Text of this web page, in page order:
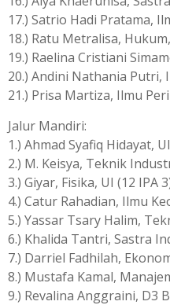
17.) Satrio Hadi Pratama,
18.) Ratu Metralisa,
19.) Raelina Cristiani
20.) Andini Nathania Putri,
21.) Prisa Martiza, Ilmu
Jalur Mandiri:
1.) Ahmad Syafiq Hidayat,
2.) M. Keisya, Teknik
3.) Giyar, Fisika, UI (12 IPA
4.) Catur Rahadian, Ilmu
5.) Yassar Tsary Halim,
6.) Khalida Tantri, Sastra
7.) Darriel Fadhilah,
8.) Mustafa Kamal,
9.) Revalina Anggraini, D3